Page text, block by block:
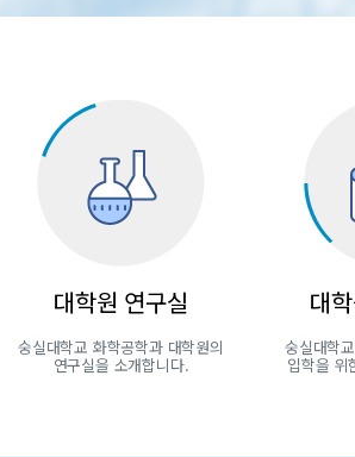
대학원 연구실
숭실대학교 화학공학과 대학원의
연구실을 소개합니다.
대
숭실대학
입학을 위